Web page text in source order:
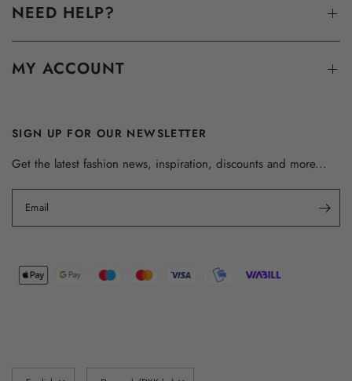
NEED HELP?
MY ACCOUNT
SIGN UP FOR OUR NEWSLETTER
Get the latest fashion news, inspiration, discounts and more...
Email